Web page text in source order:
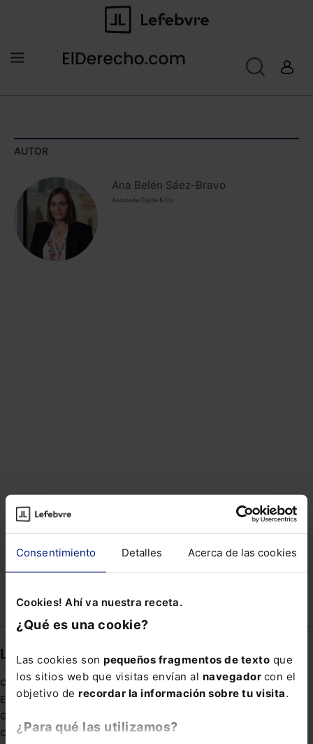
Consentimiento Detalles Acerca de las cookies
Cookies! Ahí va nuestra receta.
¿Qué es una cookie?
Las cookies son pequeños fragmentos de texto que
los sitios web que visitas envían al navegador con el
objetivo de recordar la información sobre tu visita.
¿Para qué las utilizamos?
AUTOR
Ana Belén Sáez-Bravo
Asociada Clyde & Co
Artículos del autor Sobre el autor
ARTÍCULOS RELACIONADOS DE
OTROS AUTORES
Links directos
Coronavirus
Estudio de salud abogacía
Gestión de despachos
Compliance